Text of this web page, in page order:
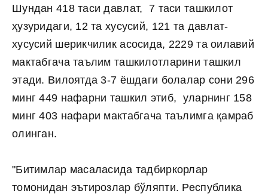
Шундан 418 таси давлат, 7 таси ташкилот
ҳузуридаги, 12 та хусусий, 121 та давлат-
хусусий шерикчилик асосида, 2229 та оилавий
мактабгача таълим ташкилотларини ташкил
этади. Вилоятда 3-7 ёшдаги болалар сони 296
минг 449 нафарни ташкил этиб, уларнинг 158
минг 403 нафари мактабгача таълимга қамраб
олинган.
"Битимлар масаласида тадбиркорлар
томонидан эътирозлар бўляпти. Республика